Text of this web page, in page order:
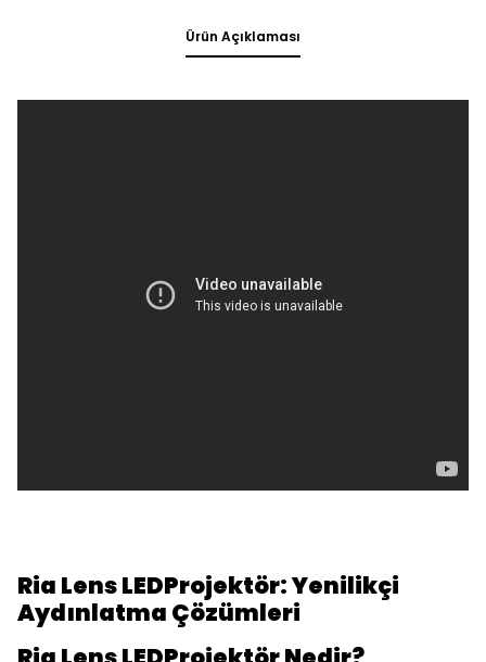
Ürün Açıklaması
Ria Lens LEDProjektör: Yenilikçi
Aydınlatma Çözümleri